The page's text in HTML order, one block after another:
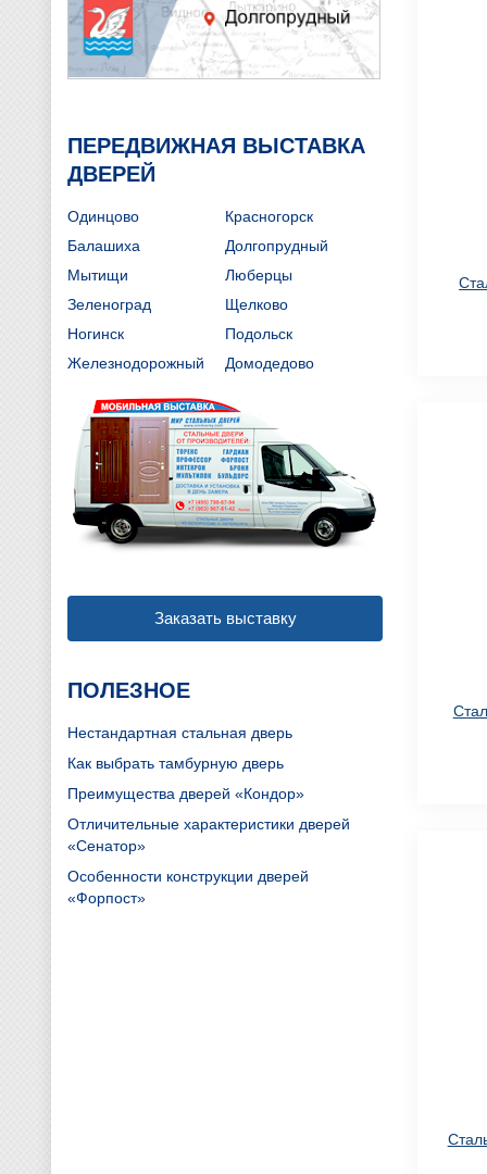
ПЕРЕДВИЖНАЯ ВЫСТАВКА
ДВЕРЕЙ
Одинцово
Красногорск
Балашиха
Долгопрудный
Мытищи
Люберцы
Зеленоград
Щелково
Ногинск
Подольск
Железнодорожный
Домодедово
Заказать выставку
ПОЛЕЗНОЕ
Нестандартная стальная дверь
Как выбрать тамбурную дверь
Преимущества дверей «Кондор»
Отличительные характеристики дверей
«Сенатор»
Особенности конструкции дверей
«Форпост»